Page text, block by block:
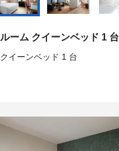
ルーム クイーンベッド 1 台
クイーンベッド 1 台